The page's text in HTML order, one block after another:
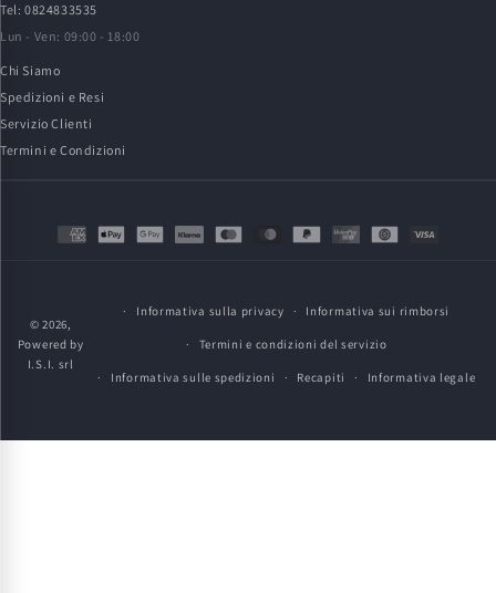
Tel: 0824833535
Lun - Ven: 09:00 - 18:00
Chi Siamo
Spedizioni e Resi
Servizio Clienti
Termini e Condizioni
Metodi
© 2026,
Powered by
I.S.I. srl
Informativa sulla privacy Informativa sui rimborsi
Termini e condizioni del servizio
Informativa sulle spedizioni Recapiti Informativa legale